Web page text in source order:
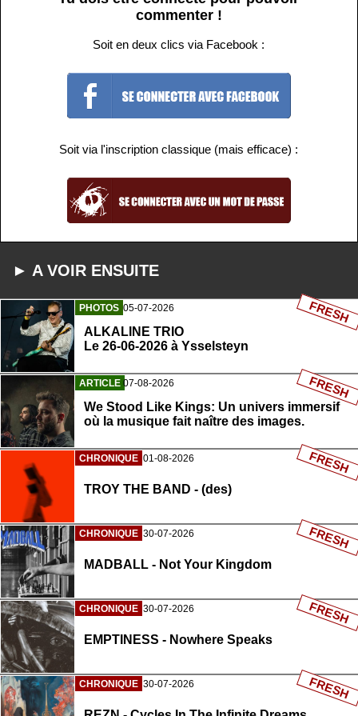
commenter !
Soit en deux clics via Facebook :
Soit via l'inscription classique (mais efficace) :
► A VOIR ENSUITE
PHOTOS 05-07-2026
ALKALINE TRIO
Le 26-06-2026 à Ysselsteyn
FRESH
ARTICLE 07-08-2026
We Stood Like Kings: Un univers immersif
où la musique fait naître des images.
FRESH
CHRONIQUE 01-08-2026
TROY THE BAND - (des)
FRESH
CHRONIQUE 30-07-2026
MADBALL - Not Your Kingdom
FRESH
CHRONIQUE 30-07-2026
EMPTINESS - Nowhere Speaks
FRESH
CHRONIQUE 30-07-2026 FRESH